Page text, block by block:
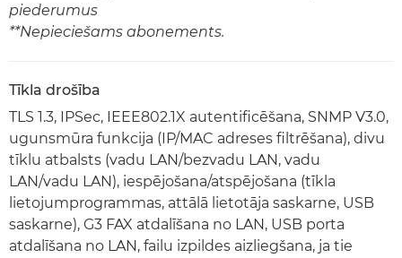
piederumus
**Nepieciešams abonements.
Tīkla drošība
TLS 1.3, IPSec, IEEE802.1X autentificēšana, SNMP V3.0,
ugunsmūra funkcija (IP/MAC adreses filtrēšana), divu
tīklu atbalsts (vadu LAN/bezvadu LAN, vadu
LAN/vadu LAN), iespējošana/atspējošana (tīkla
lietojumprogrammas, attālā lietotāja saskarne, USB
saskarne), G3 FAX atdalīšana no LAN, USB porta
atdalīšana no LAN, failu izpildes aizliegšana, ja tie